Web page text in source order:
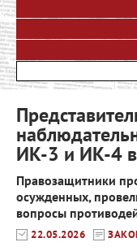
ИК-3 и ИК-4 в
Правозащитники
осужденных,
вопросы
22.05.2026